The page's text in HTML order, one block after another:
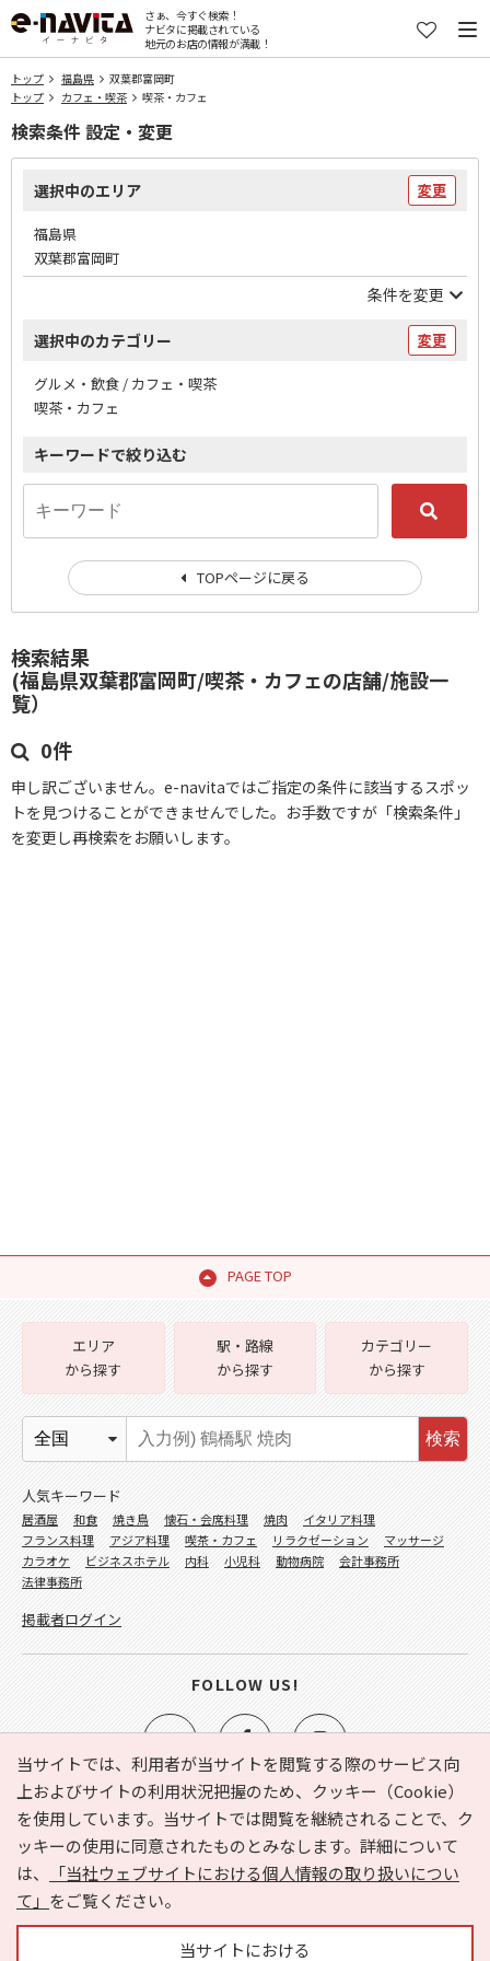
さぁ、今すぐ検索！
ナビタに掲載されている
地元のお店の情報が満載！
トップ 福島県
双葉郡富岡町
トップ
カフェ・喫茶 喫茶・カフェ
検索結果
(福島県双葉郡富岡町/喫茶・カフェの店舗/施設一
覧）
0件
申し訳ございません。e-navitaではご指定の条件に該当するスポッ
トを見つけることができませんでした。お手数ですが「検索条件」
を変更し再検索をお願いします。
検索条件 設定・変更
選択中のエリア 変更
福島県
双葉郡富岡町
条件を変更
選択中のカテゴリー 変更
グルメ・飲食 / カフェ・喫茶
喫茶・カフェ
キーワードで絞り込む
TOPページに戻る
PAGE TOP
当サイトでは、利用者が当サイトを閲覧する際のサービス向
上およびサイトの利用状況把握のため、クッキー（Cookie）
を使用しています。当サイトでは閲覧を継続されることで、ク
ッキーの使用に同意されたものとみなします。詳細について
は、
「当社ウェブサイトにおける個人情報の取り扱いについ
て」 をご覧ください。
当サイトにおける
e-NAVITA（イーナビタ）とは？ お気に入り
ヘルプ
利用規約
個人情報の取り扱いについて
運営会社
サイトマップ
広告掲載に関するお問い合わせ
エリア
から探す
駅・路線
から探す
カテゴリー
から探す
検索
人気キーワード
居酒屋 和食 焼き鳥 懐石・会席料理 焼肉
イタリア料理
フランス料理
アジア料理 喫茶・カフェ リラクゼーション
マッサージ
カラオケ
ビジネスホテル 内科 小児科 動物病院
会計事務所
法律事務所
掲載者ログイン
FOLLOW US!